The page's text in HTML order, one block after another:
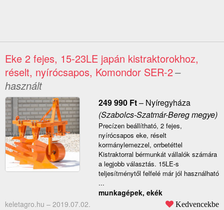
Eke 2 fejes, 15-23LE japán kistraktorokhoz,
réselt, nyírócsapos, Komondor SER-2–
használt
249 990 Ft– Nyíregyháza
(Szabolcs-Szatmár-Bereg megye)
Precízen beállítható, 2 fejes,
nyírócsapos eke, réselt
kormánylemezzel, orrbetéttel
Kistraktorral bérmunkát vállalók számára
a legjobb választás. 15LE-s
teljesítménytől felfelé már jól használható
...
munkagépek, ekék
keletagro.hu – 2019.07.02. Kedvencekbe